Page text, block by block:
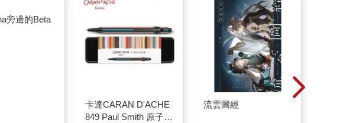
旁邊的Beta
卡達CARAN D'ACHE
849 Paul Smith 原子筆
流雲圖經